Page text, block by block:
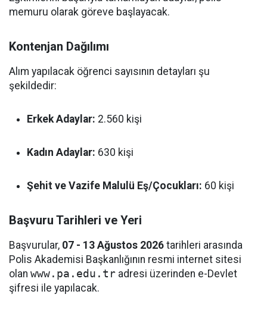
memuru olarak göreve başlayacak.
Kontenjan Dağılımı
Alım yapılacak öğrenci sayısının detayları şu
şekildedir:
Erkek Adaylar: 2.560 kişi
Kadın Adaylar: 630 kişi
Şehit ve Vazife Malulü Eş/Çocukları: 60 kişi
Başvuru Tarihleri ve Yeri
Başvurular, 07 - 13 Ağustos 2026 tarihleri arasında
Polis Akademisi Başkanlığının resmi internet sitesi
olan www.pa.edu.tr adresi üzerinden e-Devlet
şifresi ile yapılacak.